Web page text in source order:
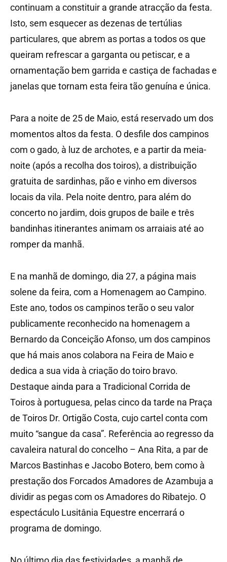
continuam a constituir a grande atracção da festa.
Isto, sem esquecer as dezenas de tertúlias
particulares, que abrem as portas a todos os que
queiram refrescar a garganta ou petiscar, e a
ornamentação bem garrida e castiça de fachadas e
janelas que tornam esta feira tão genuína e única.
Para a noite de 25 de Maio, está reservado um dos
momentos altos da festa. O desfile dos campinos
com o gado, à luz de archotes, e a partir da meia-
noite (após a recolha dos toiros), a distribuição
gratuita de sardinhas, pão e vinho em diversos
locais da vila. Pela noite dentro, para além do
concerto no jardim, dois grupos de baile e três
bandinhas itinerantes animam os arraiais até ao
romper da manhã.
E na manhã de domingo, dia 27, a página mais
solene da feira, com a Homenagem ao Campino.
Este ano, todos os campinos terão o seu valor
publicamente reconhecido na homenagem a
Bernardo da Conceição Afonso, um dos campinos
que há mais anos colabora na Feira de Maio e
dedica a sua vida à criação do toiro bravo.
Destaque ainda para a Tradicional Corrida de
Toiros à portuguesa, pelas cinco da tarde na Praça
de Toiros Dr. Ortigão Costa, cujo cartel conta com
muito “sangue da casa”. Referência ao regresso da
cavaleira natural do concelho – Ana Rita, a par de
Marcos Bastinhas e Jacobo Botero, bem como à
prestação dos Forcados Amadores de Azambuja a
dividir as pegas com os Amadores do Ribatejo. O
espectáculo Lusitânia Equestre encerrará o
programa de domingo.